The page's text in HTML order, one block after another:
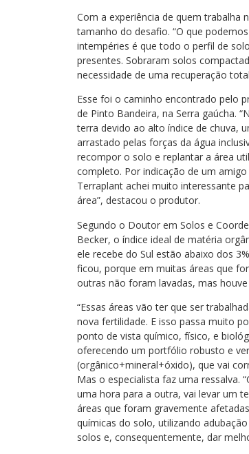
Com a experiência de quem trabalha
tamanho do desafio. “O que
intempéries é que todo o perfil de
presentes. Sobraram solos
necessidade de uma recuperação
Esse foi o caminho encontrado pelo
de Pinto Bandeira, na Serra gaúcha.
terra devido ao alto índice de chuva,
arrastado pelas forças da água
recompor o solo e replantar a área
completo. Por indicação de um
Terraplant achei muito interessante
área”, destacou o produtor.
Segundo o Doutor em Solos e
Becker, o índice ideal de matéria
ele recebe do Sul estão abaixo dos
ficou, porque em muitas áreas que
outras não foram lavadas, mas
“Essas áreas vão ter que ser
nova fertilidade. E isso passa muito
ponto de vista químico, físico, e
oferecendo um portfólio robusto e
(orgânico+mineral+óxido), que vai
Mas o especialista faz uma ressalva.
uma hora para a outra, vai levar um
áreas que foram gravemente
químicas do solo, utilizando
solos e, consequentemente, dar